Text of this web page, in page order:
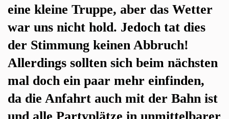
eine kleine Truppe, aber das Wetter
war uns nicht hold. Jedoch tat dies
der Stimmung keinen Abbruch!
Allerdings sollten sich beim nächsten
mal doch ein paar mehr einfinden,
da die Anfahrt auch mit der Bahn ist